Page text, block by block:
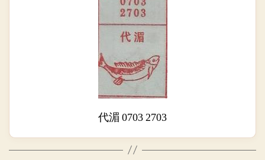
代湄 0703 2703